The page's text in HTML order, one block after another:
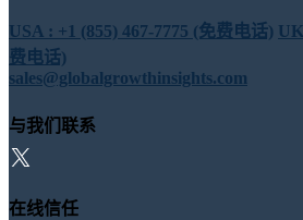
USA : +1 (855) 467-7775 (免费电话)
费电话)
sales@globalgrowthinsights.com
与我们联系
在线信任